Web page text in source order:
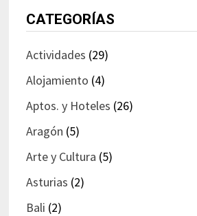
CATEGORÍAS
Actividades (29)
Alojamiento (4)
Aptos. y Hoteles (26)
Aragón (5)
Arte y Cultura (5)
Asturias (2)
Bali (2)